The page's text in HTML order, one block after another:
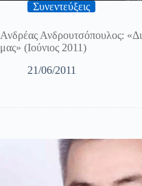
Συνεντεύξεις
Ανδρέας Ανδρουτσόπουλος:
μας» (Ιούνιος 2011)
21/06/2011